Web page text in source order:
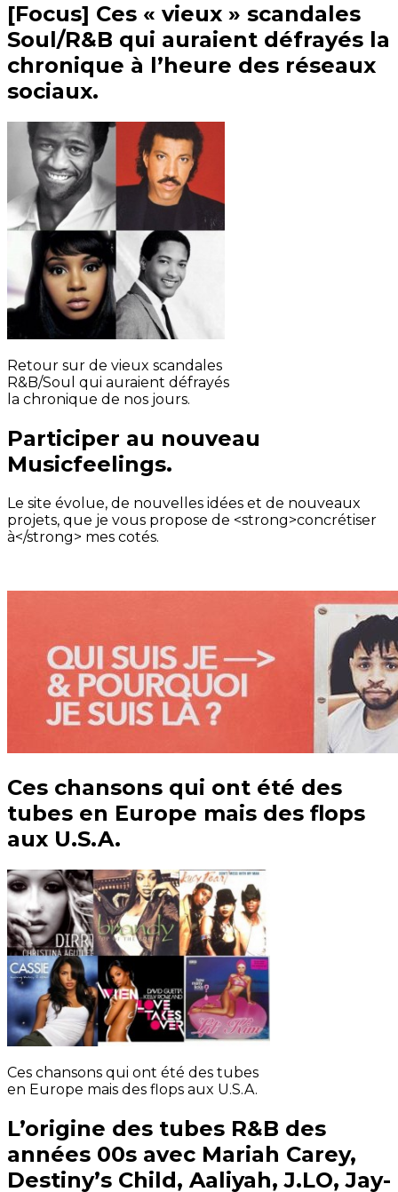
[Focus] Ces « vieux » scandales
Soul/R&B qui auraient défrayés la
chronique à l’heure des réseaux
sociaux.
Retour sur de vieux scandales
R&B/Soul qui auraient défrayés
la chronique de nos jours.
Participer au nouveau
Musicfeelings.
Le site évolue, de nouvelles idées et de nouveaux
projets, que je vous propose de <strong>concrétiser
à</strong> mes cotés.
Ces chansons qui ont été des
tubes en Europe mais des flops
aux U.S.A.
Ces chansons qui ont été des tubes
en Europe mais des flops aux U.S.A.
L’origine des tubes R&B des
années 00s avec Mariah Carey,
Destiny’s Child, Aaliyah, J.LO, Jay-